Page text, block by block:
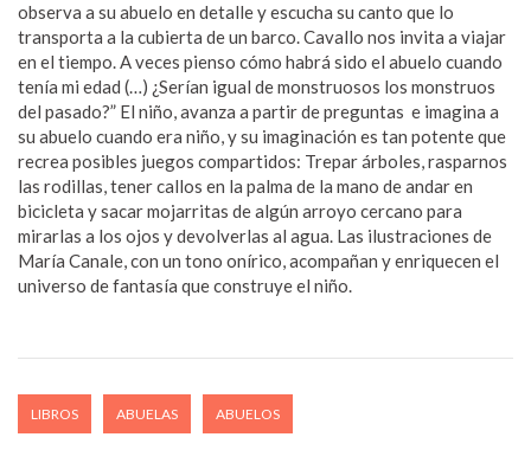
observa a su abuelo en detalle y escucha su canto que lo
transporta a la cubierta de un barco. Cavallo nos invita a viajar
en el tiempo. A veces pienso cómo habrá sido el abuelo cuando
tenía mi edad (…) ¿Serían igual de monstruosos los monstruos
del pasado?” El niño, avanza a partir de preguntas e imagina a
su abuelo cuando era niño, y su imaginación es tan potente que
recrea posibles juegos compartidos: Trepar árboles, rasparnos
las rodillas, tener callos en la palma de la mano de andar en
bicicleta y sacar mojarritas de algún arroyo cercano para
mirarlas a los ojos y devolverlas al agua. Las ilustraciones de
María Canale, con un tono onírico, acompañan y enriquecen el
universo de fantasía que construye el niño.
LIBROS ABUELAS ABUELOS